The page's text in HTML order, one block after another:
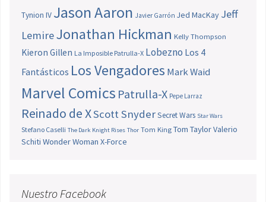
Tynion IV Jason Aaron Javier Garrón Jed MacKay Jeff
LemireJonathan Hickman Kelly Thompson
Kieron Gillen La Imposible Patrulla-X Lobezno Los 4
Fantásticos Los Vengadores Mark Waid
Marvel Comics Patrulla-X Pepe Larraz
Reinado de XScott SnyderSecret Wars Star Wars
Stefano Caselli The Dark Knight Rises Thor Tom King Tom TaylorValerio
Schiti Wonder Woman X-Force
Nuestro Facebook